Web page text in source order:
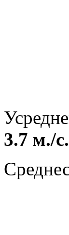
3.7 м./с.